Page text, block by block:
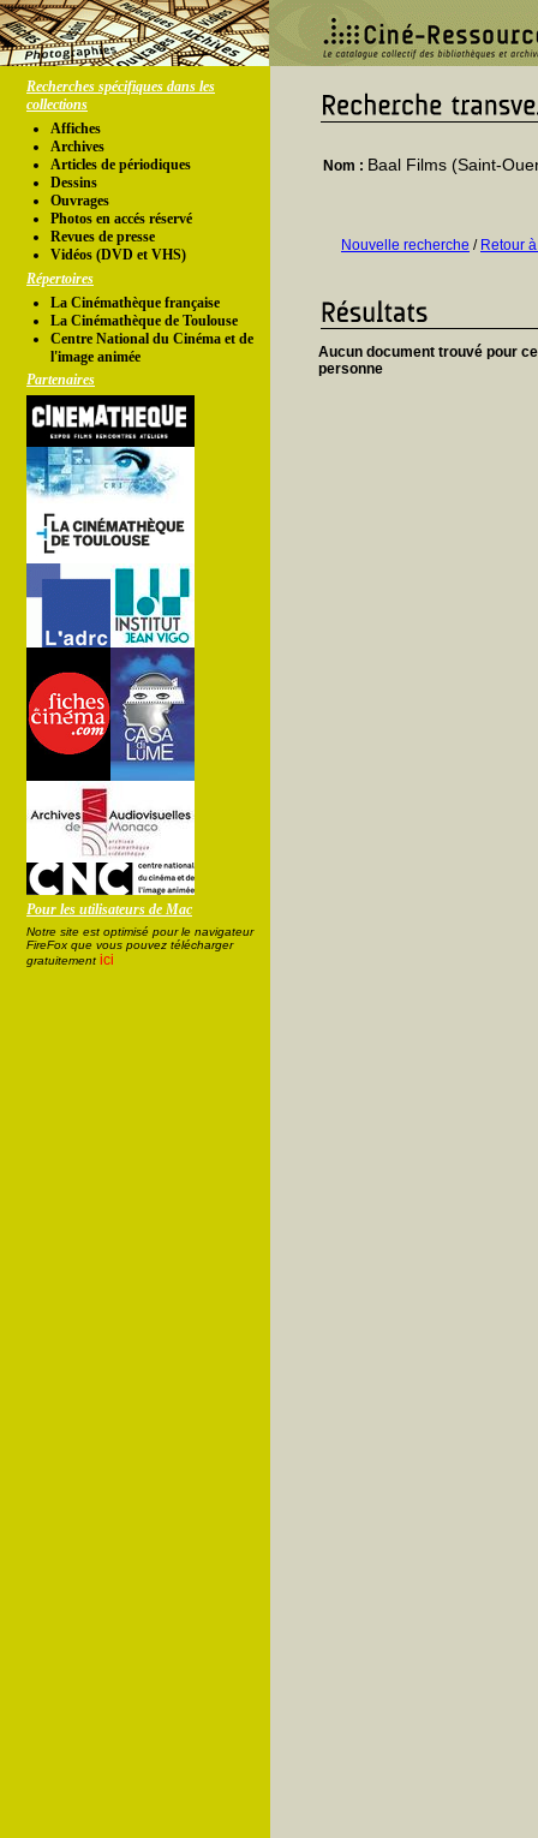
Recherches spécifiques dans les
collections
Affiches
Archives
Articles de périodiques
Dessins
Ouvrages
Photos en accés réservé
Revues de presse
Vidéos (DVD et VHS)
Répertoires
La Cinémathèque française
La Cinémathèque de Toulouse
Centre National du Cinéma et de
l'image animée
Partenaires
Pour les utilisateurs de Mac
Notre site est optimisé pour le navigateur
FireFox que vous pouvez télécharger
gratuitement ici
Nom : Baal Films (Saint-
Nouvelle recherche / Retour
Aucun document trouvé pour
personne